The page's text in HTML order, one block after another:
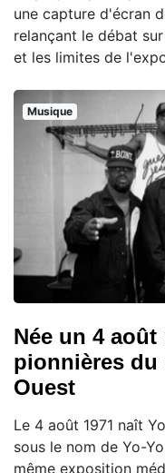
une capture d'écran
relançant le débat
et les limites de
Musique
Née un 4
pionnières du
Ouest
Le 4 août 1971 naît
sous le nom de Yo-
même exposition